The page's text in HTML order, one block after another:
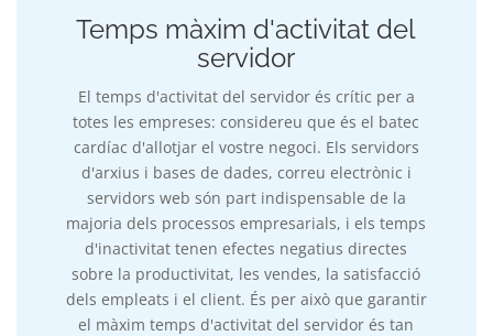
Temps màxim d'activitat del
servidor
El temps d'activitat del servidor és crític per a
totes les empreses: considereu que és el batec
cardíac d'allotjar el vostre negoci. Els servidors
d'arxius i bases de dades, correu electrònic i
servidors web són part indispensable de la
majoria dels processos empresarials, i els temps
d'inactivitat tenen efectes negatius directes
sobre la productivitat, les vendes, la satisfacció
dels empleats i el client. És per això que garantir
el màxim temps d'activitat del servidor és tan